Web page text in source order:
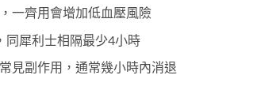
一齊用會增加低血壓風險
同犀利士相隔最少4小時
見副作用，通常幾小時內消退